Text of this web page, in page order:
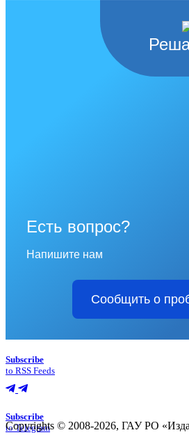
Есть вопрос?
Напишите нам
Сообщить о
Subscribe
to RSS Feeds
Subscribe
to Telegram
Copyrights © 2008-2026, ГАУ РО